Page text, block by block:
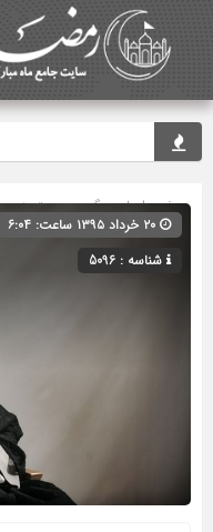
صفحه اصلی» گروه »
شناسه : 5096